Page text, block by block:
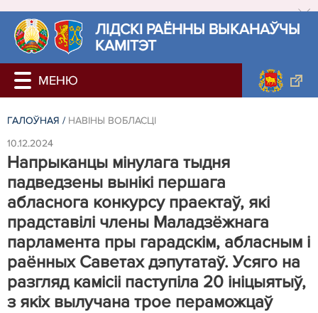
ЛIДСКI РАЁННЫ ВЫКАНАЎЧЫ
КАМІТЭТ
ГАЛОЎНАЯ / НАВIНЫ ВОБЛАСЦІ
10.12.2024
Напрыканцы мінулага тыдня
падведзены вынікі першага
абласнога конкурсу праектаў, які
прадставілі члены Маладзёжнага
парламента пры гарадскім, абласным і
раённых Саветах дэпутатаў. Усяго на
разгляд камісіі паступіла 20 ініцыятыў,
з якіх вылучана трое пераможцаў